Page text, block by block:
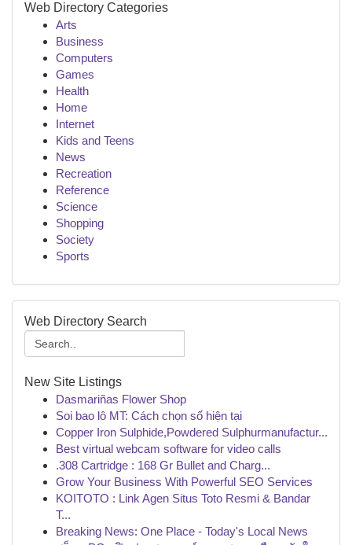
Web Directory Categories
Arts
Business
Computers
Games
Health
Home
Internet
Kids and Teens
News
Recreation
Reference
Science
Shopping
Society
Sports
Web Directory Search
New Site Listings
Dasmariñas Flower Shop
Soi bao lô MT: Cách chọn số hiện tại
Copper Iron Sulphide,Powdered Sulphurmanufactur...
Best virtual webcam software for video calls
.308 Cartridge : 168 Gr Bullet and Charg...
Grow Your Business With Powerful SEO Services
KOITOTO : Link Agen Situs Toto Resmi & Bandar
T...
Breaking News: One Place - Today's Local News